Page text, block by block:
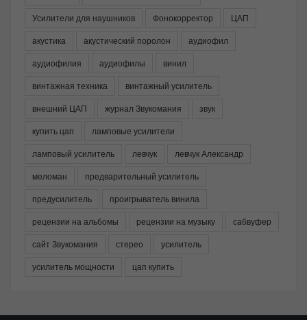
Усилители для наушников
Фонокорректор
ЦАП
акустика
акустический поролон
аудиофил
аудиофилия
аудиофилы
винил
винтажная техника
винтажный усилитель
внешний ЦАП
журнал Звукомания
звук
купить цап
ламповые усилители
ламповый усилитель
левчук
левчук Александр
меломан
предварительный усилитель
предусилитель
проигрыватель винила
рецензии на альбомы
рецензии на музыку
сабвуфер
сайт Звукомания
стерео
усилитель
усилитель мощности
цап купить